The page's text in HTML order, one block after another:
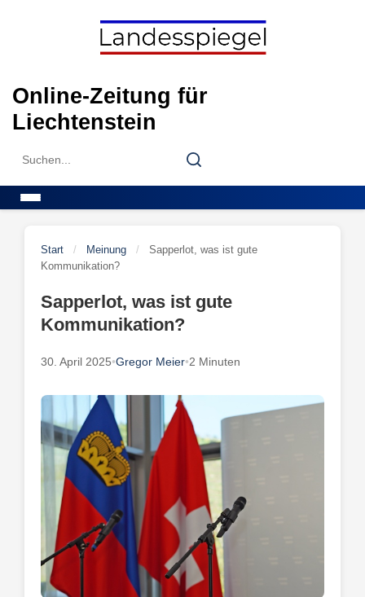
Online-Zeitung für
Liechtenstein
Search
Search
Start / Meinung /
Sapperlot, was ist gute
Kommunikation?
Sapperlot, was ist gute
Kommunikation?
30. April 2025•Gregor Meier•2 Minuten